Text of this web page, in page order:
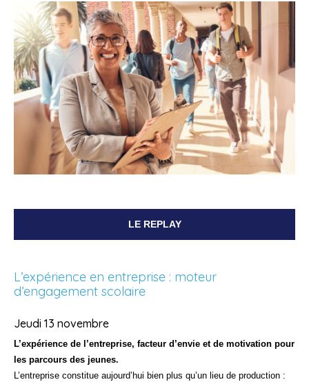
LE REPLAY
L’expérience en entreprise : moteur
d’engagement scolaire
Jeudi 13 novembre
L’expérience de l’entreprise, facteur d’envie et de motivation pour
les parcours des jeunes.
L’entreprise constitue aujourd’hui bien plus qu’un lieu de production :